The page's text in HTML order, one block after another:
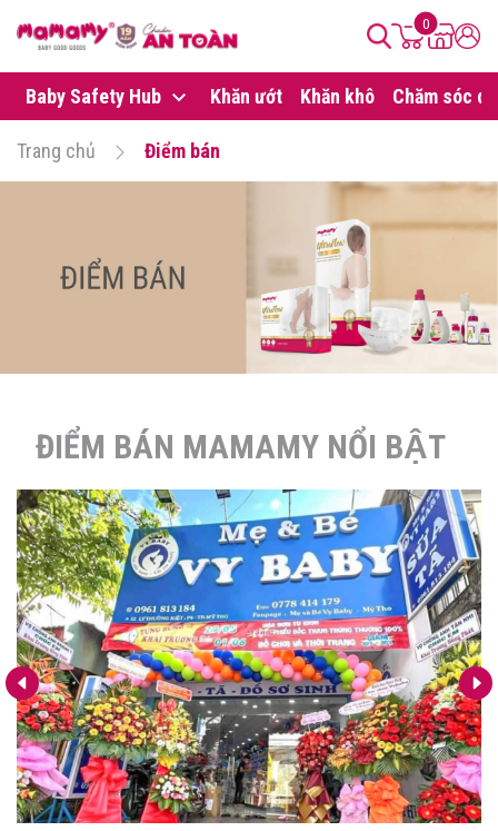
0
Baby Safety Hub Khăn ướt Khăn khô Chăm sóc da
Trang chủ Điểm bán
ĐIỂM BÁN MAMAMY NỔI BẬT